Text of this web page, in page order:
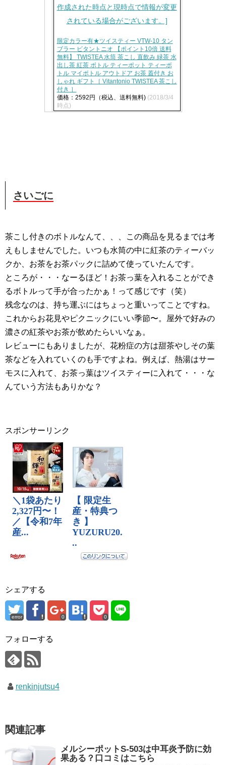
限定カラー有★ツイスティー VTW-10 タン
ブラー ビタントニオ 【ポイント10倍 送料
無料】 TWISTEA 水筒 茶こし 直飲み 緑茶 水
出し茶 紅茶 ボトル ティーポット ティーボ
トル マイボトル アウトドア お茶 蓋付き お
しゃれ ギフト［ Vitantonio TWISTEA 茶こし
付き ］
価格：2592円（税込、送料無料) (2018/3/4
時点)
さいごに
茶こし付きのボトルなんて、、、この商品を見るまでは考
えもしませんでした。いつも水筒の中に紅茶のティーバッ
クか、お茶をお茶パックに詰めて使っていたんです。
ところが・・・なーるほど！お茶っ葉を入れることができ
るボトルって手が合ったかぁ！って感じです（笑）
残念なのは、持ち運ぶにはちょっと重いってことですね。
これからお花見やピクニックにいい季節〜。屋外で好みの
濃さの紅茶やお茶が飲めたらいいなぁ。
レビューにもありましたが、花粉症の方は甜茶やしその葉
茶などを入れていくのも手ですよね。例えば、熱湯はサー
モスに入れて、お茶っ葉はツイスティーに入れて・・・な
んていう方法もありかな？
スポンサーリンク
シェアする
error 0 0
フォローする
renkinjutsu4
関連記事
メルシーポットS-503は中耳炎予防に効
果ある？口コミはこちら